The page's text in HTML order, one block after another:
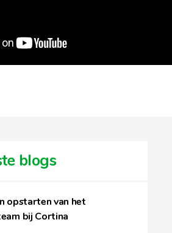
blogs
opstarten van het
bij Cortina